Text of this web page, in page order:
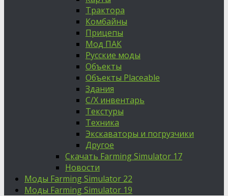
Трактора
Комбайны
Прицепы
Мод ПАК
Русские моды
Объекты
Объекты Placeable
Здания
С/Х инвентарь
Текстуры
Техника
Экскаваторы и погрузчики
Другое
Скачать Farming Simulator 17
Новости
Моды Farming Simulator 22
Моды Farming Simulator 19